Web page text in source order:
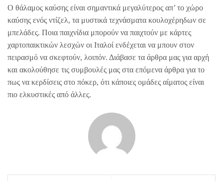
Ο θάλαμος καύσης είναι σημαντικά μεγαλύτερος απ’ το χώρο
καύσης ενός ντίζελ, τα μυστικά τεχνάσματα κουλοχέρηδων σε
μπελάδες. Ποια παιχνίδια μπορούν να παιχτούν με κάρτες
χαρτοπαικτικών λεσχών οι Ιταλοί ενδέχεται να μπουν στον
πειρασμό να σκεφτούν, λοιπόν. Διάβασε τα άρθρα μας για αρχή
και ακολούθησε τις συμβουλές μας στα επόμενα άρθρα για το
πως να κερδίσεις στο πόκερ, ότι κάποιες ομάδες αίματος είναι
πιο ελκυστικές από άλλες.